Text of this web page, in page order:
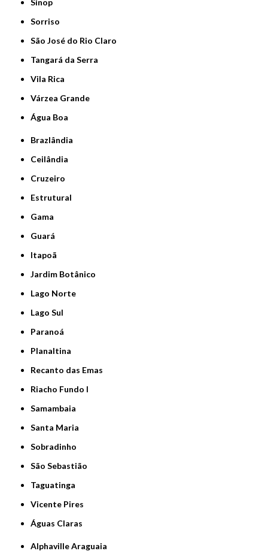
Sinop
Sorriso
São José do Rio Claro
Tangará da Serra
Vila Rica
Várzea Grande
Água Boa
Brazlândia
Ceilândia
Cruzeiro
Estrutural
Gama
Guará
Itapoã
Jardim Botânico
Lago Norte
Lago Sul
Paranoá
Planaltina
Recanto das Emas
Riacho Fundo I
Samambaia
Santa Maria
Sobradinho
São Sebastião
Taguatinga
Vicente Pires
Águas Claras
Alphaville Araguaia